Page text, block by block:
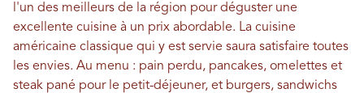
l'un des meilleurs de la région pour déguster une
excellente cuisine à un prix abordable. La cuisine
américaine classique qui y est servie saura satisfaire toutes
les envies. Au menu : pain perdu, pancakes, omelettes et
steak pané pour le petit-déjeuner, et burgers, sandwichs